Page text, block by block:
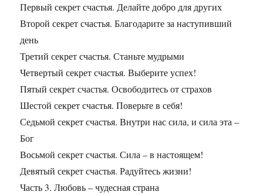
Первый секрет счастья. Делайте добро для других
Второй секрет счастья. Благодарите за наступивший
день
Третий секрет счастья. Станьте мудрыми
Четвертый секрет счастья. Выберите успех!
Пятый секрет счастья. Освободитесь от страхов
Шестой секрет счастья. Поверьте в себя!
Седьмой секрет счастья. Внутри нас сила, и сила эта –
Бог
Восьмой секрет счастья. Сила – в настоящем!
Девятый секрет счастья. Радуйтесь жизни!
Часть 3. Любовь – чудесная страна